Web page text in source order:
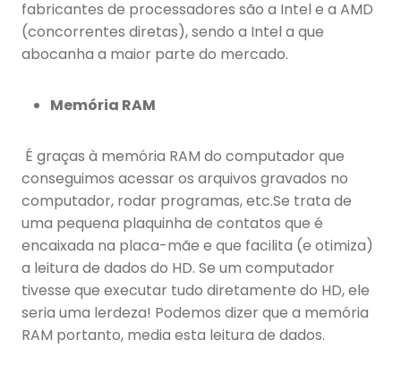
fabricantes de processadores são a Intel e a AMD
(concorrentes diretas), sendo a Intel a que
abocanha a maior parte do mercado.
Memória RAM
É graças à memória RAM do computador que
conseguimos acessar os arquivos gravados no
computador, rodar programas, etc.Se trata de
uma pequena plaquinha de contatos que é
encaixada na placa-mãe e que facilita (e otimiza)
a leitura de dados do HD. Se um computador
tivesse que executar tudo diretamente do HD, ele
seria uma lerdeza! Podemos dizer que a memória
RAM portanto, media esta leitura de dados.